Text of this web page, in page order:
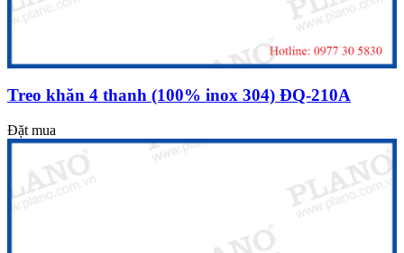
Treo khăn 4 thanh (100% inox 304) ĐQ-210A
Đặt mua